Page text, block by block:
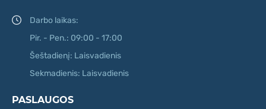
Darbo laikas:
Pir. - Pen.: 09:00 - 17:00
Šeštadienį: Laisvadienis
Sekmadienis: Laisvadienis
PASLAUGOS